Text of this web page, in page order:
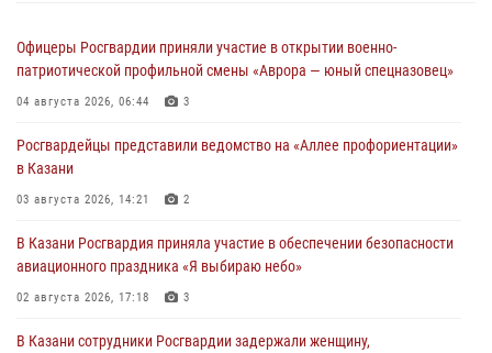
Офицеры Росгвардии приняли участие в открытии военно-
патриотической профильной смены «Аврора — юный спецназовец»
04 августа 2026, 06:44 3
Росгвардейцы представили ведомство на «Аллее профориентации»
в Казани
03 августа 2026, 14:21 2
В Казани Росгвардия приняла участие в обеспечении безопасности
авиационного праздника «Я выбираю небо»
02 августа 2026, 17:18 3
В Казани сотрудники Росгвардии задержали женщину,